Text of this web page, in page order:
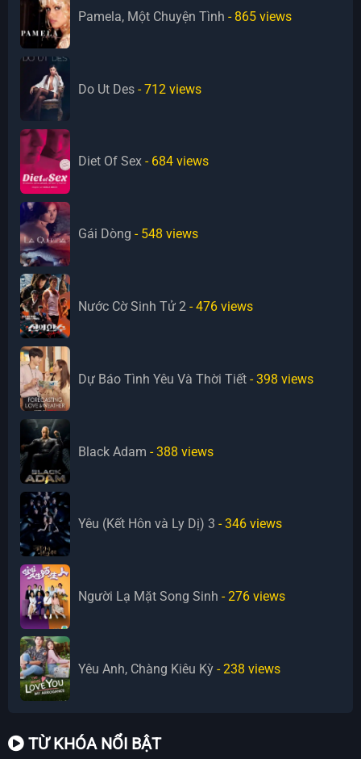
Pamela, Một Chuyện Tình - 865 views
Do Ut Des - 712 views
Diet Of Sex - 684 views
Gái Dòng - 548 views
Nước Cờ Sinh Tử 2 - 476 views
Dự Báo Tình Yêu Và Thời Tiết - 398 views
Black Adam - 388 views
Yêu (Kết Hôn và Ly Dị) 3 - 346 views
Người Lạ Mặt Song Sinh - 276 views
Yêu Anh, Chàng Kiêu Kỳ - 238 views
TỪ KHÓA NỔI BẬT